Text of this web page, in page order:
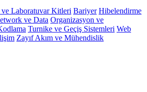
ve Laboratuvar Kitleri Bariyer Hibelendirme
ve Data Organizasyon ve
Turnike ve Geçiş Sistemleri Web
Zayıf Akım ve Mühendislik